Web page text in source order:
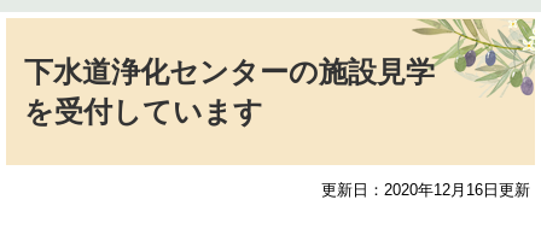
下水道浄化センターの施設見学
を受付しています
更新日：2020年12月16日更新